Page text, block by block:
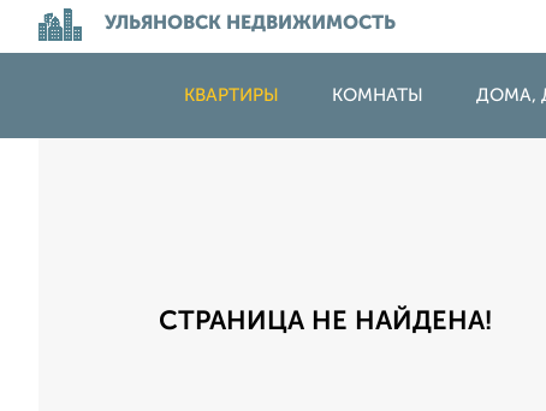
УЛЬЯНОВСК НЕДВИЖИМОСТЬ
КВАРТИРЫ КОМНАТЫ ДОМА,
СТРАНИЦА НЕ НАЙДЕНА!